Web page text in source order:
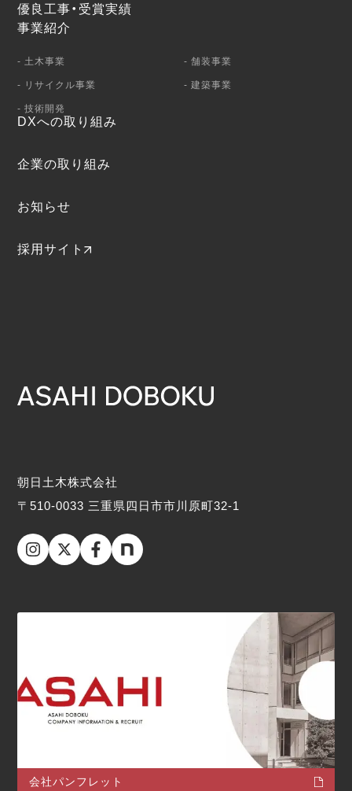
朝日土木株式会社
〒510-0033 三重県四日市市川原町32-1
優良工事・受賞実績
事業紹介
- 土木事業 - 舗装事業
- リサイクル事業 - 建築事業
- 技術開発
DXへの取り組み
企業の取り組み
お知らせ
採用サイト
会社パンフレット